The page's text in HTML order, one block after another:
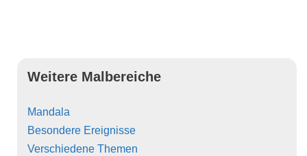
Weitere Malbereiche
Mandala
Besondere Ereignisse
Verschiedene Themen